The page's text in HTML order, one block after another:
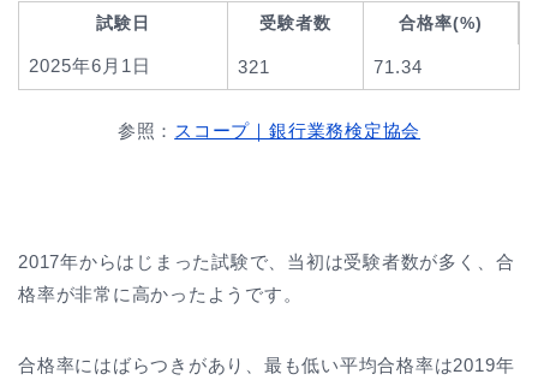
試験日 受験者数 合格率(%)
2025年6月1日 321 71.34
参照： スコープ｜銀行業務検定協会
2017年からはじまった試験で、当初は受験者数が多く、合
格率が非常に高かったようです。
合格率にはばらつきがあり、最も低い平均合格率は2019年